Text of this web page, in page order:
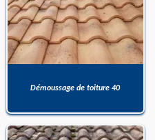
Démoussage de toiture 40